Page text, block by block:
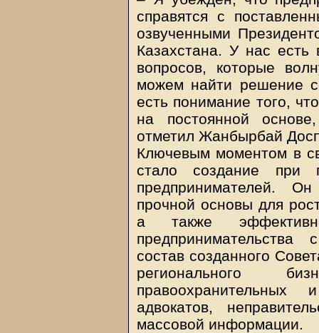
справятся с
озвученными
Казахстана. У нас
вопросов, которые
можем найти решение
есть понимание того,
на постоянной
отметил Жанбырбай
Ключевым моментом в
стало создание при
предпринимателей.
прочной основы для
а также
состав созданного
регионального
адвокатов,
массовой информации.